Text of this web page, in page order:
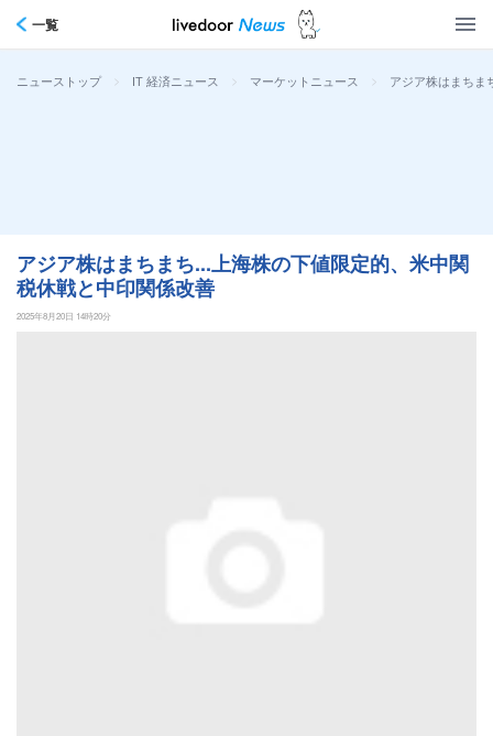
一覧
ニューストップ > IT 経済ニュース > マーケットニュース > アジア株はまちま
アジア株はまちまち...上海株の下値限定的、米中関
税休戦と中印関係改善
2025年8月20日 14時20分